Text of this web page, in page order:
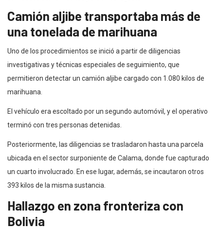
Camión aljibe transportaba más de
una tonelada de marihuana
Uno de los procedimientos se inició a partir de diligencias
investigativas y técnicas especiales de seguimiento, que
permitieron detectar un camión aljibe cargado con 1.080 kilos de
marihuana.
El vehículo era escoltado por un segundo automóvil, y el operativo
terminó con tres personas detenidas.
Posteriormente, las diligencias se trasladaron hasta una parcela
ubicada en el sector surponiente de Calama, donde fue capturado
un cuarto involucrado. En ese lugar, además, se incautaron otros
393 kilos de la misma sustancia.
Hallazgo en zona fronteriza con
Bolivia